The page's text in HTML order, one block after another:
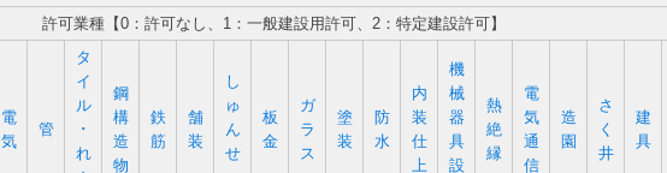
許可業種【0：許可なし、1：一般建設用許可、2：特定建設許可】
電
気
管
タ
イ
ル
･
れ
鋼
構
造
物
鉄
筋
舗
装
し
ゅ
ん
せ
板
金
ガ
ラ
ス
塗
装
防
水
内
装
仕
上
機
械
器
具
設
熱
絶
縁
電
気
通
信
造
園
さ
く
井
建
具